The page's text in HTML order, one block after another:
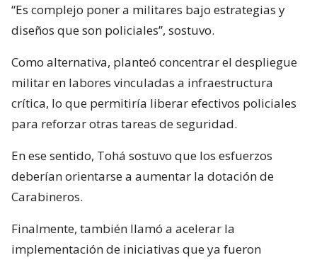
“Es complejo poner a militares bajo estrategias y
diseños que son policiales”, sostuvo.
Como alternativa, planteó concentrar el despliegue
militar en labores vinculadas a infraestructura
crítica, lo que permitiría liberar efectivos policiales
para reforzar otras tareas de seguridad.
En ese sentido, Tohá sostuvo que los esfuerzos
deberían orientarse a aumentar la dotación de
Carabineros.
Finalmente, también llamó a acelerar la
implementación de iniciativas que ya fueron